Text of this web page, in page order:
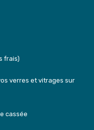
frais)
verres et vitrages sur
cassée